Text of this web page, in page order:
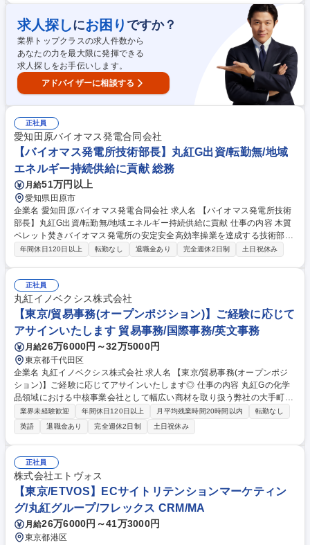
ます。既存・ルート営業の機会もあります。■海外の家庭紙メーカーと協
力し、PB商品やオリジナルの商品を販売するための市場リサーチ・マー
ケティングからデザイン・企画など、商品企画業務も一部携わって頂きま
す。国内市場においては挑戦者の立場になりますので、自らのアイデアと
判断で市場を開拓し、業績を拡大できる面白味があります。 募集職種
【法人営業/家庭紙商材】PB商品の企画にも携われる/丸紅グループの安定
土台
求人探しにお困り ですか？
業界トップクラスの求人件数から
あなたの力を最大限に発揮できる
求人探しをお手伝いします。
アドバイザーに相談する
正社員
愛知田原バイオマス発電合同会社
【バイオマス発電所技術部長】丸紅G出資/転勤無/地域
エネルギー持続供給に貢献 総務
月給51万円以上
愛知県田原市
企業名 愛知田原バイオマス発電合同会社 求人名 【バイオマス発電所技術
部長】丸紅G出資/転勤無/地域エネルギー持続供給に貢献 仕事の内容 木質
ペレット焚きバイオマス発電所の安定安全高効率操業を達成する技術部門
の責任者として以下の業務に従事頂きます（業務遂行上、発電所現場確認
認および調整と資料作成■EPC業者による点検計画の策定および中長期メ
ンテナンス計画の立案■技術コンサルタントを活用した設備改善の企画立
案■送電・燃料使用計画の策定と発電設備の管理状況把握■定期検査・修理
工事の最適化および保全費用管理■環境保全協定の遵守および行政報告業
務■O&M委託先との技術折衝および改善提案 募集職種 【バイオマス発電
所技術部長】丸紅G出資/転勤無/地域エネルギー持続供給に貢献
年間休日120日以上 転勤なし 退職金あり 完全週休2日制 土日祝休み
正社員
丸紅イノベクシス株式会社
【東京/貿易事務(オープンポジション)】ご経験に応じて
アサインいたします 貿易事務/国際事務/英文事務
月給26万6000円～32万5000円
東京都千代田区
企業名 丸紅イノベクシス株式会社 求人名 【東京/貿易事務(オープンポジ
ション)】ご経験に応じてアサインいたします◎ 仕事の内容 丸紅Gの化学
品領域における中核事業会社として幅広い商材を取り扱う弊社の大手町本
社/神田本社にて貿易事務をお任せします。選考を通じて最適な配属部門を
決定します。 【具体的には】■貿易受渡業務：受発注管理/輸出入書類の作
成管理/通関手続/輸送物流管理/支払および入金業務 【魅力】■ますます需
要拡大傾向にある成長市場で、貿易事務の実務経験を積むことができま
す。 【本ポジションにマッチする方】■目的意識、学習意欲を持って仕事
に取り組める方 ■分け隔てなく、人と接することのできる方 募集職種
【東京/貿易事務(オープンポジション)】ご経験に応じてアサインいたしま
す◎
業界未経験歓迎 年間休日120日以上 月平均残業時間20時間以内
転勤なし
英語
退職金あり 完全週休2日制 土日祝休み
正社員
株式会社エトヴォス
【東京/ETVOS】ECサイトリテンションマーケティン
グ/丸紅グループ/フレックス CRM/MA
月給26万6000円～41万3000円
東京都港区